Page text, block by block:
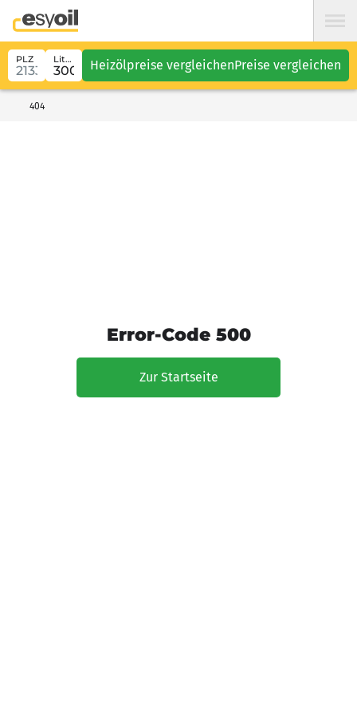
PLZ Liter Heizölpreise vergleichenPreise vergleichen
404
Error-Code 500
Zur Startseite